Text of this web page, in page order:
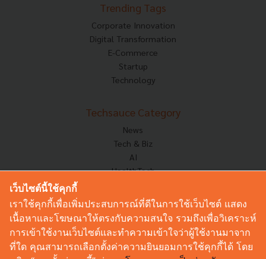
Trending Tags
Corporate Innovation
Digital Transformation
E-Commerce
Startup
Technology
Techsauce Category
News
Tech & Biz
AI
HealthTech
Corp Innov
Saucy Thoughts
Based On
Sustainable
Videos
เว็บไซต์นี้ใช้คุกกี้
เราใช้คุกกี้เพื่อเพิ่มประสบการณ์ที่ดีในการใช้เว็บไซต์ แสดง
เนื้อหาและโฆษณาให้ตรงกับความสนใจ รวมถึงเพื่อวิเคราะห์
การเข้าใช้งานเว็บไซต์และทำความเข้าใจว่าผู้ใช้งานมาจาก
ที่ใด คุณสามารถเลือกตั้งค่าความยินยอมการใช้คุกกี้ได้ โดย